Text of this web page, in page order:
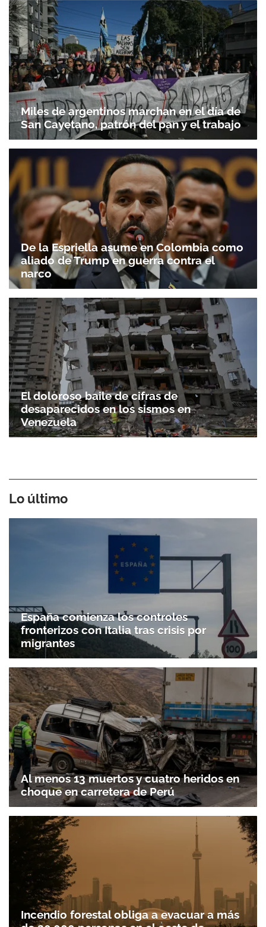
Miles de argentinos marchan en el día de
San Cayetano, patrón del pan y el trabajo
De la Espriella asume en Colombia como
aliado de Trump en guerra contra el
narco
El doloroso baile de cifras de
desaparecidos en los sismos en
Venezuela
Lo último
España comienza los controles
fronterizos con Italia tras crisis por
migrantes
Al menos 13 muertos y cuatro heridos en
choque en carretera de Perú
Incendio forestal obliga a evacuar a más